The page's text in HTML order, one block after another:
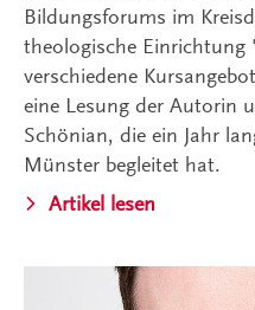
Bildungsforums im
theologische
verschiedene
eine Lesung der Autorin
Schönian, die ein Jahr
Münster begleitet hat.
Artikel lesen